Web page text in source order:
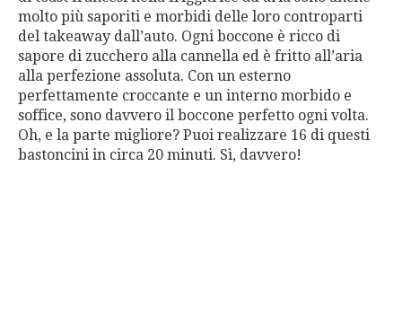
molto più saporiti e morbidi delle loro controparti
del takeaway dall’auto. Ogni boccone è ricco di
sapore di zucchero alla cannella ed è fritto all’aria
alla perfezione assoluta. Con un esterno
perfettamente croccante e un interno morbido e
soffice, sono davvero il boccone perfetto ogni volta.
Oh, e la parte migliore? Puoi realizzare 16 di questi
bastoncini in circa 20 minuti. Sì, davvero!